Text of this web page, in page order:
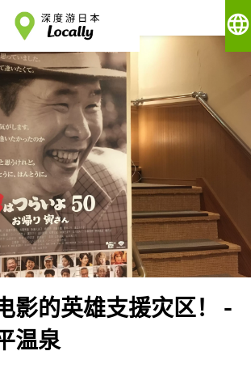
language
影的英雄支援灾区！ -
温泉